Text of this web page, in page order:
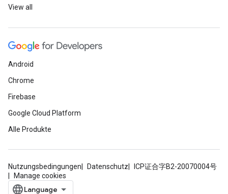
View all
Android
Chrome
Firebase
Google Cloud Platform
Alle Produkte
Nutzungsbedingungen Datenschutz
ICP证合字B2-20070004号
Manage cookies